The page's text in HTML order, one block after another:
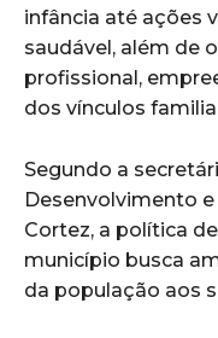
infância até ações
saudável, além de
profissional,
dos vínculos
Segundo a
Desenvolvimento
Cortez, a política
município busca
da população aos